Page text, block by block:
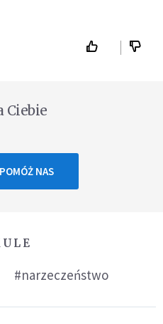
Ciebie
NAS
#narzeczeństwo